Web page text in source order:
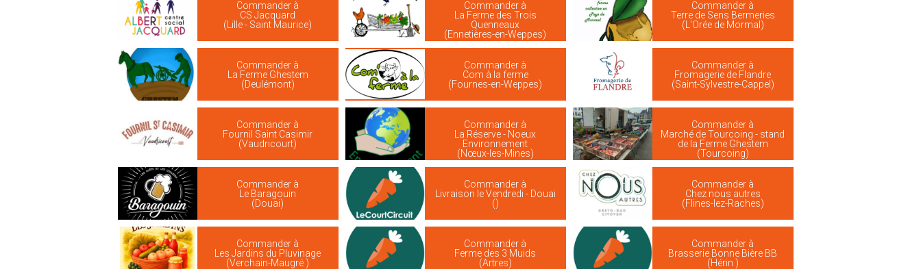
Commander à
CS Jacquard
(Lille - Saint Maurice)
Commander à
La Ferme des Trois
Quenneaux
(Ennetières-en-Weppes)
Commander à
Terre de Sens Bermeries
(L'Orée de Mormal)
Commander à
La Ferme Ghestem
(Deulémont)
Commander à
Com à la ferme
(Fournes-en-Weppes)
Commander à
Fromagerie de Flandre
(Saint-Sylvestre-Cappel)
Commander à
Fournil Saint Casimir
(Vaudricourt)
Commander à
La Réserve - Noeux
Environnement
(Nœux-les-Mines)
Commander à
Marché de Tourcoing - stand
de la Ferme Ghestem
(Tourcoing)
Commander à
Le Baragouin
(Douai)
Commander à
Livraison le Vendredi - Douai
()
Commander à
Chez nous autres
(Flines-lez-Raches)
Commander à
Les Jardins du Pluvinage
(Verchain-Maugré )
Commander à
Ferme des 3 Muids
(Artres)
Commander à
Brasserie Bonne Bière BB
(Hérin )